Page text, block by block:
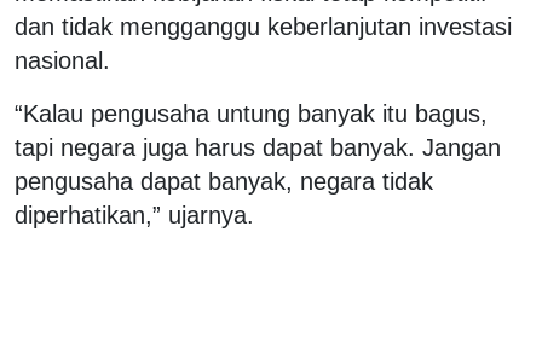
dan tidak mengganggu keberlanjutan investasi
nasional.
“Kalau pengusaha untung banyak itu bagus,
tapi negara juga harus dapat banyak. Jangan
pengusaha dapat banyak, negara tidak
diperhatikan,” ujarnya.